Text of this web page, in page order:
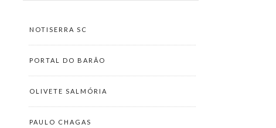
NOTISERRA SC
PORTAL DO BARÃO
OLIVETE SALMÓRIA
PAULO CHAGAS